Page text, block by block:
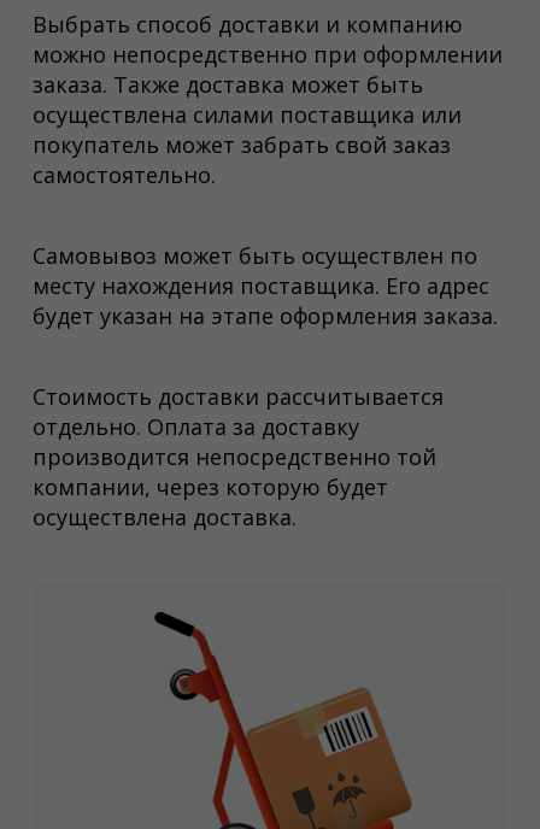
Выбрать способ доставки и компанию
можно непосредственно при оформлении
заказа. Также доставка может быть
осуществлена силами поставщика или
покупатель может забрать свой заказ
самостоятельно.
Самовывоз может быть осуществлен по
месту нахождения поставщика. Его адрес
будет указан на этапе оформления заказа.
Стоимость доставки рассчитывается
отдельно. Оплата за доставку
производится непосредственно той
компании, через которую будет
осуществлена доставка.